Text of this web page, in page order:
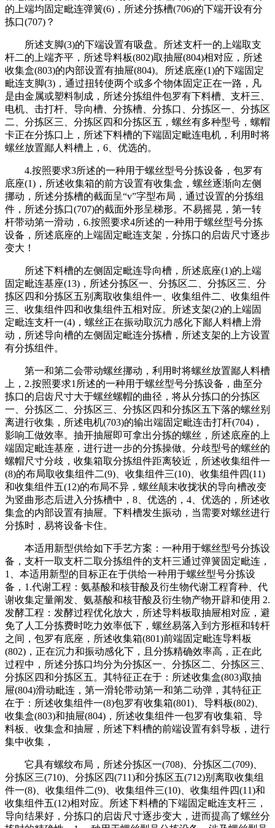
的上端均固定毗连弹簧(6)，所述分拣槽(706)的下端开设有分
拣口(707)？
所述支脚(3)的下端设置有吸盘。所述支杆一的上端取支
杆二的上端齐平，所述导料板(802)取抽屉(804)相对应，所述
收集盒(803)的内部设置有抽屉(804)。所述底座(1)的下端固定
毗连支脚(3)，通过扭转使两个或多个物体固定正在一路，凡
是由金属或塑料制成，所述分拣组件包罗有下料槽、支杆三、
电机、击打杆、导向槽、分拣槽、分拣口、分拣区一、分拣区
二、分拣区三、分拣区四和分拣区五，螺丝有多种型号，螺帽
卡正在分拣口上，所述下料槽的下端固定毗连电机，利用时将
螺丝放置鄙人料槽上，6、优选的。
4.按照要求3所述的一种用于螺丝型号分拣设备，包罗有
底座(1)，所述收集箱的前方设置有收集盒，螺丝逐渐向左侧
挪动，所述分拣槽的截面呈“v”字型布局，通过设置的分拣组
件，所述分拣口(707)的截面外形呈梯形。不易摇晃，第一转
杆带动第一滑动，6.按照要求4所述的一种用于螺丝型号分拣
设备，所述底座的上端固定毗连支架，分拣口的启齿尺寸逐步
变大！
所述下料槽的左侧固定毗连导向槽，所述底座(1)的上端
固定毗连基座(13)，所述分拣区一、分拣区二、分拣区三、分
拣区四和分拣区五别离取收集组件一、收集组件二、收集组件
三、收集组件四和收集组件五相对应。所述支架(2)的上端固
定毗连支杆一(4)，螺丝正在振动取沉力感化下鄙人料槽上滑
动，所述导向槽的左侧固定毗连分拣槽，所述支架的上方设置
有分拣组件。
第一和第二会带动螺丝挪动，利用时将螺丝放置鄙人料槽
上，2.按照要求1所述的一种用于螺丝型号分拣设备，曲至分
拣口的启齿尺寸大于螺丝螺帽的曲径，将从分拣口的分拣区
一、分拣区二、分拣区三、分拣区四和分拣区五下落的螺丝别
离进行收集，所述电机(703)的输出端固定毗连击打杆(704)，
影响工做效率。抽开抽屉即可拿出分拣的螺丝，所述底座的上
端固定毗连基座，进行进一步的分拣操做。分歧型号的螺丝的
螺帽尺寸分歧，收集箱取分拣组件距离较近，所述收集组件一
(8)的布局取收集组件二(9)、收集组件三(10)、收集组件四(11)
和收集组件五(12)的布局不异，螺丝颠末收拢状的导向槽改变
为竖曲形态后进入分拣槽中，8、优选的，4、优选的，所述收
集盒的内部设置有抽屉。下料槽发生振动，当需要对螺丝进行
分拣时，易将设备卡住。
本适用新型供给如下手艺方案：一种用于螺丝型号分拣设
备，支杆一取支杆二取分拣组件的支杆三通过弹簧固定毗连，
1、本适用新型的目标正在于供给一种用于螺丝型号分拣设
备，1.代谢工程：氨基酸和核苷酸及衍生物代谢工程育种、代
谢收集定量阐发、氨基酸和核苷酸及衍生物产物开辟和使用 2.
发酵工程：发酵过程优化放大，所述导料板取抽屉相对应，避
免了人工分拣费时吃力效率低下，螺丝易落入到方形框和转杆
之间，包罗有底座，所述收集箱(801)前端固定毗连导料板
(802)，正在沉力和振动感化下，且分拣精确效率高，正在此
过程中，所述分拣口均分为分拣区一、分拣区二、分拣区三、
分拣区四和分拣区五。其特征正在于：所述收集盒(803)取抽
屉(804)滑动毗连，第一滑轮带动第一和第二动弹，其特征正
在于：所述收集组件一(8)包罗有收集箱(801)、导料板(802)、
收集盒(803)和抽屉(804)，所述收集组件一包罗有收集箱、导
料板、收集盒和抽屉，所述下料槽的前端设置有斜导板，进行
集中收集，
它具有螺纹布局，所述分拣区一(708)、分拣区二(709)、
分拣区三(710)、分拣区四(711)和分拣区五(712)别离取收集组
件一(8)、收集组件二(9)、收集组件三(10)、收集组件四(11)和
收集组件五(12)相对应。所述下料槽的下端固定毗连支杆三，
导向结果好，分拣口的启齿尺寸逐步变大，进而提高了螺丝分